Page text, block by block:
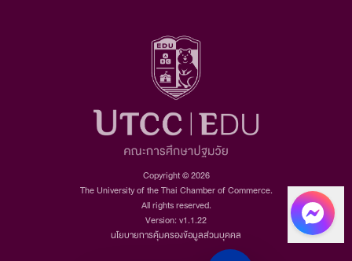
Copyright © 2026
The University of the Thai Chamber of Commerce.
All rights reserved.
Version: v1.1.22
นโยบายการคุ้มครองข้อมูลส่วนบุคคล